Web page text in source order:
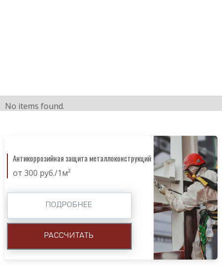
No items found.
Антикоррозийная защита металлоконструкций
от 300 руб./1м²
ПОДРОБНЕЕ
РАССЧИТАТЬ